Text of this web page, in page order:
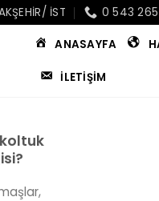
IST 0 543
ANASAYFA
İLETIŞIM